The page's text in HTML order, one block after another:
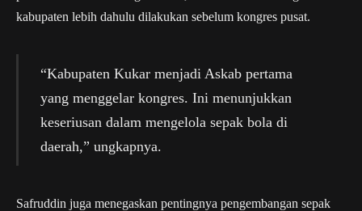
kabupaten lebih dahulu dilakukan sebelum kongres pusat.
“Kabupaten Kukar menjadi Askab pertama
yang menggelar kongres. Ini menunjukkan
keseriusan dalam mengelola sepak bola di
daerah,” ungkapnya.
Safruddin juga menegaskan pentingnya pengembangan sepak